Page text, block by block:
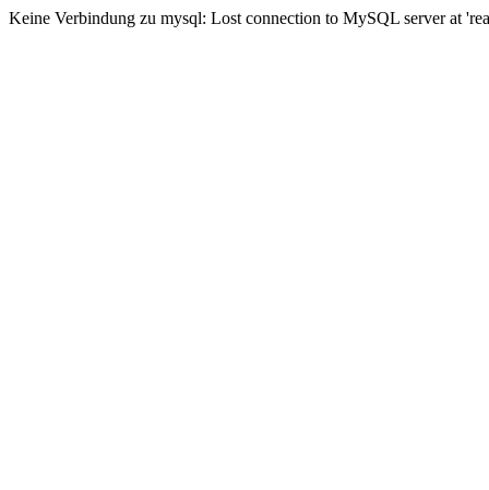
Keine Verbindung zu mysql: Lost connection to MySQL server at